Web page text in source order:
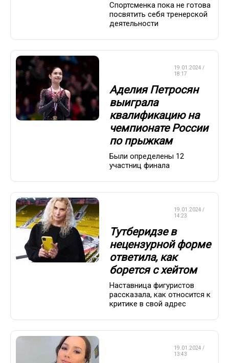
Спортсменка пока не готова
посвятить себя тренерской
деятельности
19.01.2024 /
18:17
Аделия Петросян
выиграла
квалификацию на
чемпионате России
по прыжкам
Были определены 12
участниц финала
19.01.2024 /
14:23
Тутберидзе в
нецензурной форме
ответила, как
борется с хейтом
Наставница фигуристов
рассказала, как относится к
критике в свой адрес
19.01.2024 /
13:43